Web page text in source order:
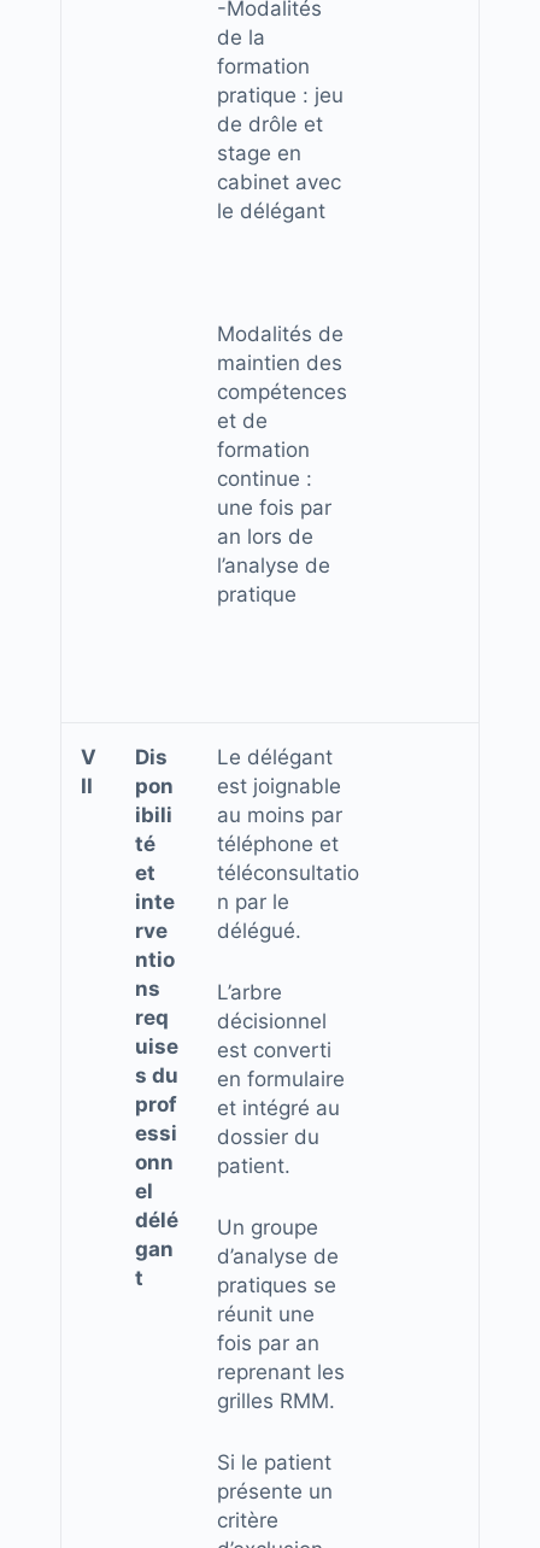
-Modalités
de la
formation
pratique : jeu
de drôle et
stage en
cabinet avec
le délégant
Modalités de
maintien des
compétences
et de
formation
continue :
une fois par
an lors de
l’analyse de
pratique
V
II
Dis
pon
ibili
té
et
inte
rve
ntio
ns
req
uise
s du
prof
essi
onn
el
délé
gan
t
Le délégant
est joignable
au moins par
téléphone et
téléconsultatio
n par le
délégué.
L’arbre
décisionnel
est converti
en formulaire
et intégré au
dossier du
patient.
Un groupe
d’analyse de
pratiques se
réunit une
fois par an
reprenant les
grilles RMM.
Si le patient
présente un
critère